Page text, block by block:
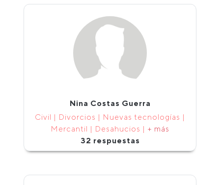
Nina Costas Guerra
Civil | Divorcios | Nuevas tecnologías |
Mercantil | Desahucios | + más
32 respuestas